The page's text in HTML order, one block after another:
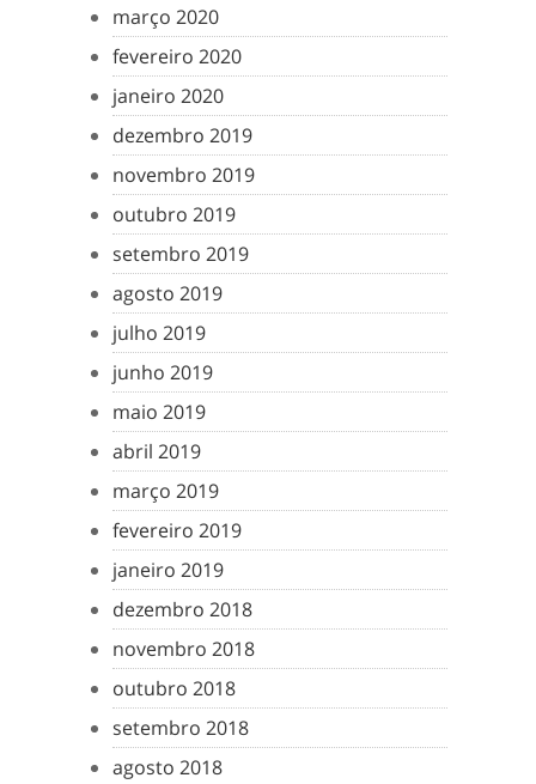
março 2020
fevereiro 2020
janeiro 2020
dezembro 2019
novembro 2019
outubro 2019
setembro 2019
agosto 2019
julho 2019
junho 2019
maio 2019
abril 2019
março 2019
fevereiro 2019
janeiro 2019
dezembro 2018
novembro 2018
outubro 2018
setembro 2018
agosto 2018